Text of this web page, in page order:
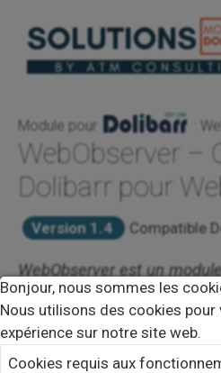
contenu
Module pour :
WebObserver –
Dolibarr pour
Version 1.4 Compatible
WebObserver est un
module WebHost ce
l'instance Dolibarr à
régulièrement des "Pings"
Bonjour, nous sommes les
Nous utilisons des cookies
expérience sur notre site web.
Cookies requis aux